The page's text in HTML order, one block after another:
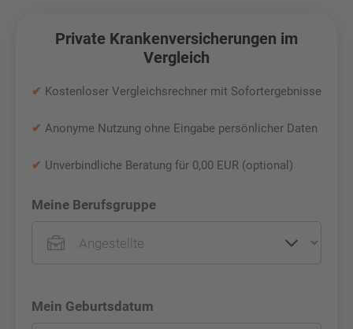
Private Krankenversicherungen im
Vergleich
✔ Kostenloser Vergleichsrechner mit Sofortergebnisse
✔ Anonyme Nutzung ohne Eingabe persönlicher Daten
✔ Unverbindliche Beratung für 0,00 EUR (optional)
Meine Berufsgruppe
Mein Geburtsdatum